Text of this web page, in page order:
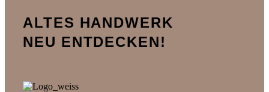
ALTES HANDWERK
NEU ENTDECKEN!